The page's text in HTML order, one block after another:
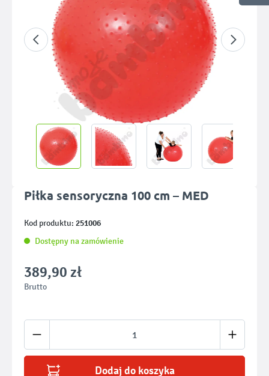
Piłka sensoryczna 100 cm – MED
Kod produktu: 251006
Dostępny na zamówienie
389,90 zł
Brutto
Ilość produktu: Wprowadź żądaną ilość
Dodaj do koszyka